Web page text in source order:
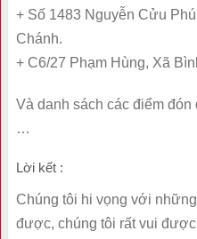
+ Số 1483 Nguyễn Cửu
Chánh.
+ C6/27 Phạm Hùng, Xã
Và danh sách các điểm
…
Lời kết :
Chúng tôi hi vọng với
được, chúng tôi rất vui